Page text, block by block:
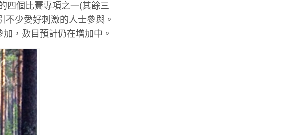
四個比賽專項之一(其餘三
少愛好刺激的人士參與。
，數目預計仍在增加中。